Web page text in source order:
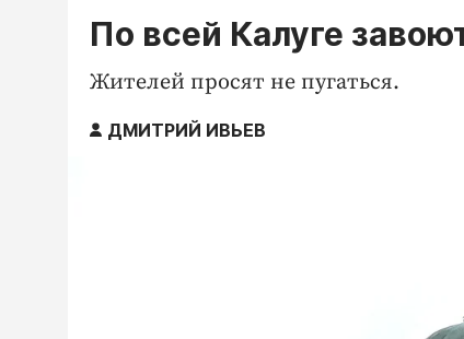
По всей Калуге
Жителей просят не пугаться.
ДМИТРИЙ ИВЬЕВ